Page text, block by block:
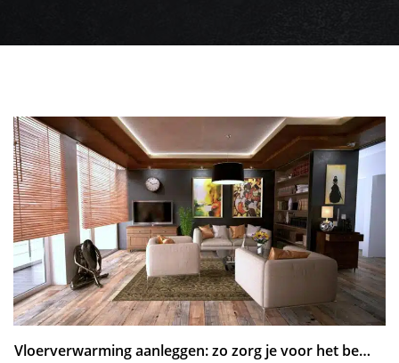
Vloerverwarming aanleggen: zo zorg je voor het beste rendement bij nieuwbouw en renovatie